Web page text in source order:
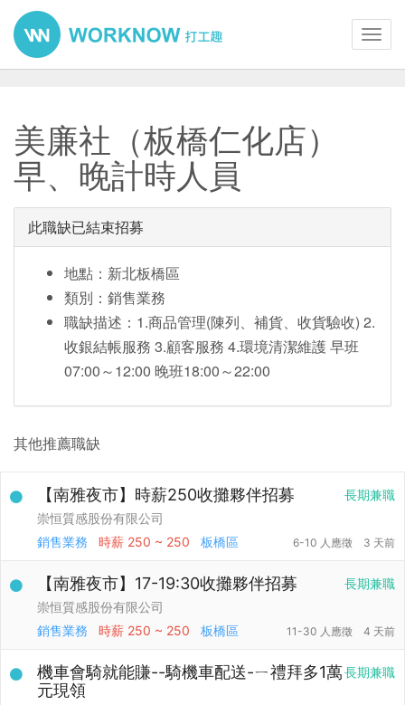
美廉社（板橋仁化店）
早、晚計時人員
此職缺已結束招募
地點：新北板橋區
類別：銷售業務
職缺描述：1.商品管理(陳列、補貨、收貨驗收) 2.
收銀結帳服務 3.顧客服務 4.環境清潔維護 早班
07:00～12:00 晚班18:00～22:00
其他推薦職缺
長期兼職
【南雅夜市】時薪250收攤夥伴招募
崇恒質感股份有限公司
銷售業務
時薪 250 ~ 250 板橋區 6-10 人應徵 3 天前
長期兼職
【南雅夜市】17-19:30收攤夥伴招募
崇恒質感股份有限公司
銷售業務
時薪 250 ~ 250 板橋區 11-30 人應徵 4 天前
長期兼職
機車會騎就能賺--騎機車配送-ㄧ禮拜多1萬
元現領